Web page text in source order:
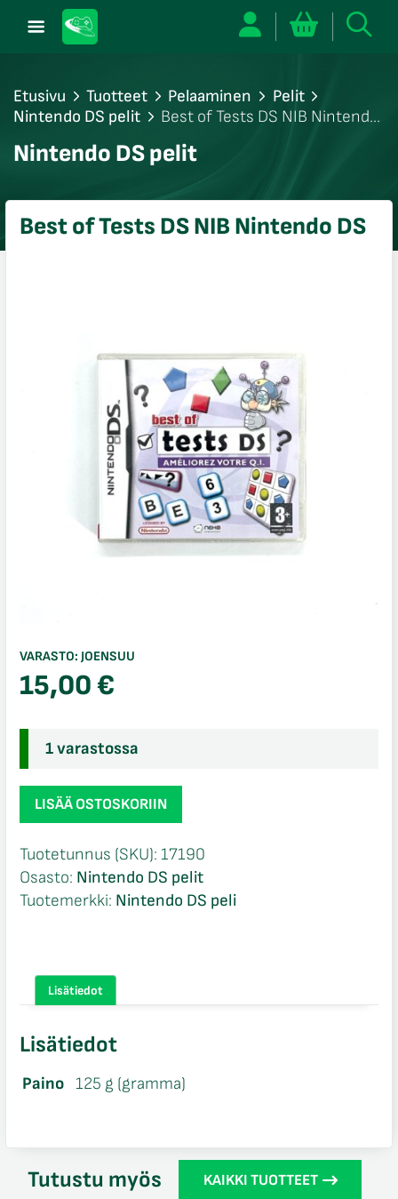
Etusivu Tuotteet Pelaaminen
Pelit
Nintendo DS pelit
Best of Tests DS NIB Nintendo
Nintendo DS pelit
Best of Tests DS NIB Nintendo DS
VARASTO: JOENSUU
15,00€
1 varastossa
Best
of
DS
NIB
Nintendo
LISÄÄ OSTOSKORIIN
Tuotetunnus (SKU): 17190
Osasto: Nintendo DS pelit
Tuotemerkki: Nintendo DS peli
Lisätiedot
Lisätiedot
Paino 125 g (gramma)
Tutustu myös KAIKKI TUOTTEET
sulje
sulje